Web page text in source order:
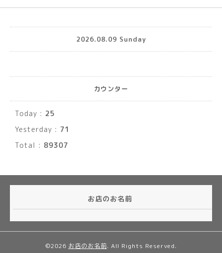
2026.08.09 Sunday
カウンター
Today : 25
Yesterday : 71
Total : 89307
お店のお名前
©2026 お店のお名前. All Rights Reserved.